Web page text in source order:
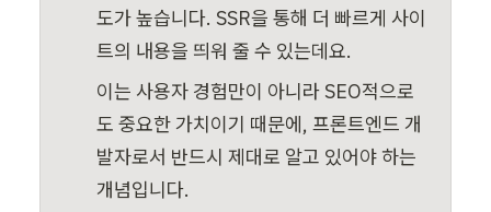
도가 높습니다. SSR을 통해 더 빠르게 사이
트의 내용을 띄워 줄 수 있는데요.
이는 사용자 경험만이 아니라 SEO적으로
도 중요한 가치이기 때문에, 프론트엔드 개
발자로서 반드시 제대로 알고 있어야 하는
개념입니다.